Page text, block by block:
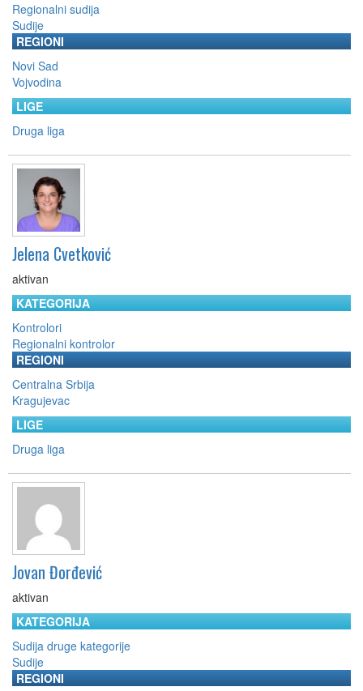
Regionalni sudija
Sudije
REGIONI
Novi Sad
Vojvodina
LIGE
Druga liga
Jelena Cvetković
aktivan
KATEGORIJA
Kontrolori
Regionalni kontrolor
REGIONI
Centralna Srbija
Kragujevac
LIGE
Druga liga
Jovan Đorđević
aktivan
KATEGORIJA
Sudija druge kategorije
Sudije
REGIONI